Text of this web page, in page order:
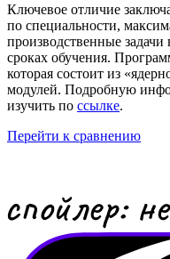
Ключевое отличие
по специальности,
производственные
сроках обучения.
которая состоит из
модулей. Подробную
изучить по ссылке.
Перейти к сравнению